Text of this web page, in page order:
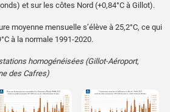
et sur les côtes Nord (+0,84°C à Gillot).
moyenne mensuelle s’élève à 25,2°C, ce qui
à la normale 1991-2020.
homogénéisées (Gillot-Aéroport,
des Cafres)